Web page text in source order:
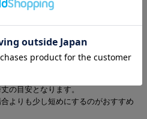
/ アンダーバスト約60-85まで)
/ アンダーバスト約60-85まで)
トの5cm下から足のくるぶしの中心ま
の目安となります。
よりも少し短めにするのがおすすめ